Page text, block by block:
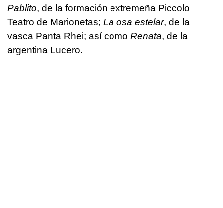
Pablito, de la formación extremeña Piccolo
Teatro de Marionetas; La osa estelar, de la
vasca Panta Rhei; así como Renata, de la
argentina Lucero.